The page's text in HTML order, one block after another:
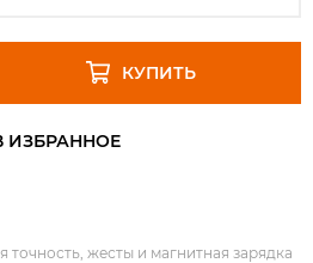
КУПИТЬ
жесты и магнитная зарядка